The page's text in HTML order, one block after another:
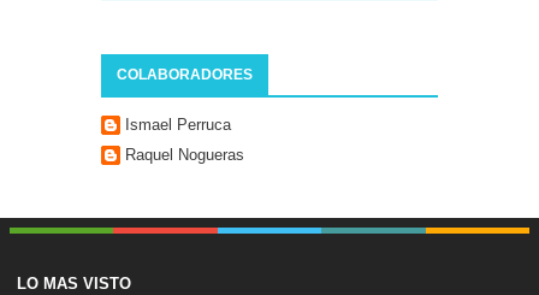
COLABORADORES
Ismael Perruca
Raquel Nogueras
LO MAS VISTO